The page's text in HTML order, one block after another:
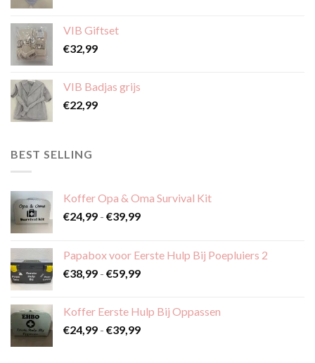
VIB Giftset
€32,99
VIB Badjas grijs
€22,99
BEST SELLING
Koffer Opa & Oma Survival Kit
€24,99 - €39,99Prijsklasse:
€39,99
Papabox voor Eerste Hulp Bij Poepluiers 2
€38,99 - €59,99Prijsklasse:
€59,99
Koffer Eerste Hulp Bij Oppassen
€24,99 - €39,99Prijsklasse: